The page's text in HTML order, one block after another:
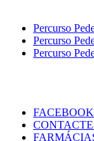
Percurso
Percurso
Percurso
FACEBOOK